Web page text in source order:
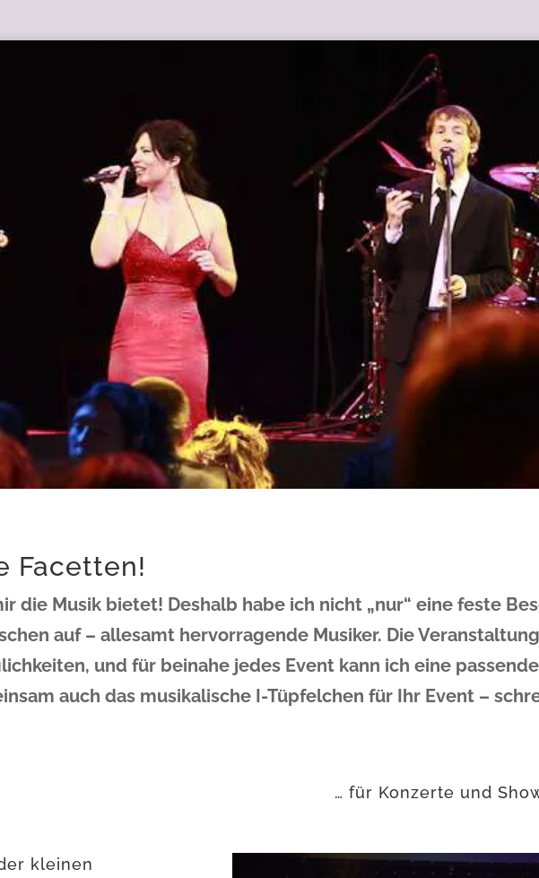
Facetten!
die Musik bietet! Deshalb habe ich nicht „nur“ eine feste
auf – allesamt hervorragende Musiker. Die
und für beinahe jedes Event kann ich eine
auch das musikalische I-Tüpfelchen für Ihr Event –
… für Konzerte und
kleinen